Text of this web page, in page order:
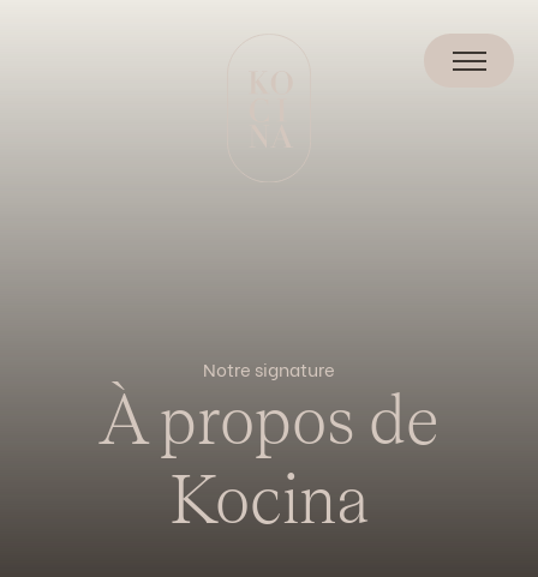
Notre signature
À propos de
Kocina